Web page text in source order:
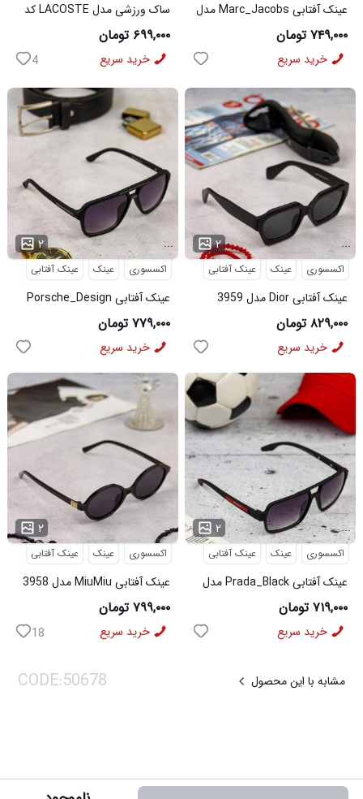
ساک ورزشی مدل LACOSTE کد
6566
۶۹۹,۰۰۰ تومان
خرید سریع 4
عینک آفتابی Marc_Jacobs مدل
3956
۷۴۹,۰۰۰ تومان
خرید سریع
۲ ...
اکسسوری عینک عینک آفتابی
عینک آفتابی Porsche_Design
مدل 3960
۷۷۹,۰۰۰ تومان
خرید سریع
۲ ...
اکسسوری عینک عینک آفتابی
عینک آفتابی Dior مدل 3959
۸۲۹,۰۰۰ تومان
خرید سریع
۲ ...
اکسسوری عینک عینک آفتابی
عینک آفتابی MiuMiu مدل 3958
۷۹۹,۰۰۰ تومان
خرید سریع 18
۲ ...
اکسسوری عینک عینک آفتابی
عینک آفتابی Prada_Black مدل
3957
۷۱۹,۰۰۰ تومان
خرید سریع
مشابه با این محصول